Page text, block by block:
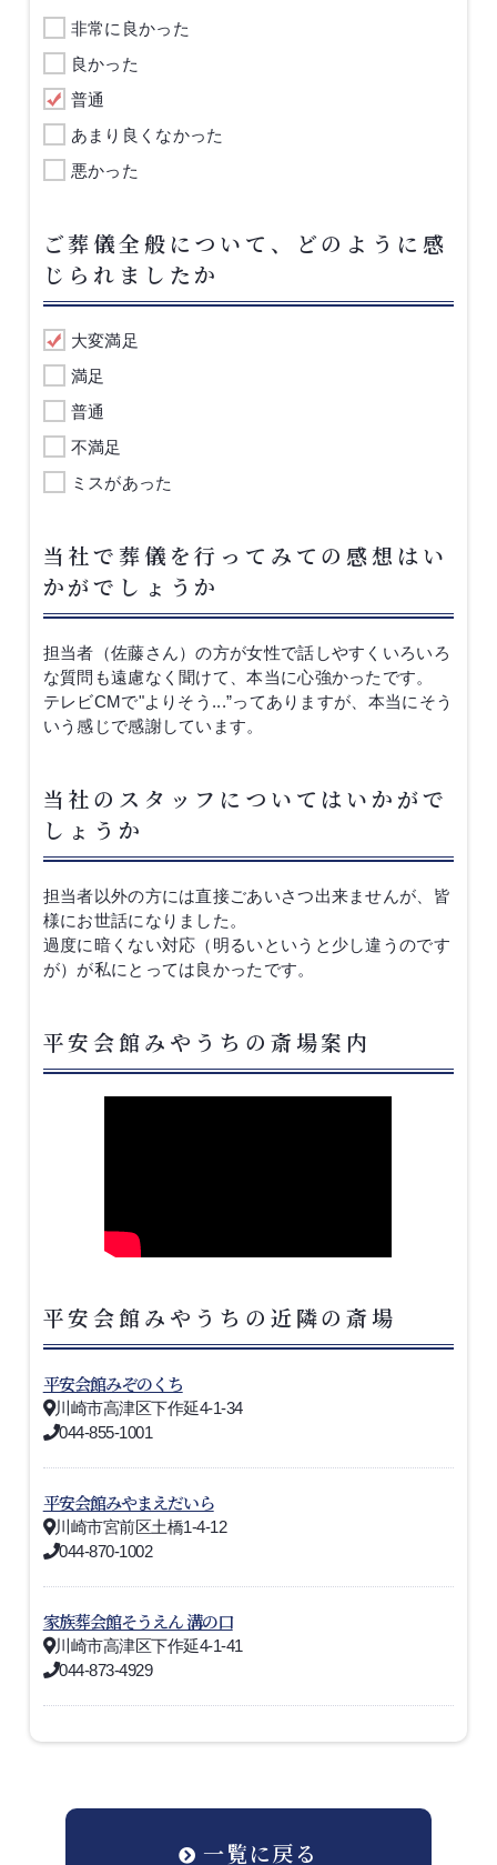
非常に良かった
良かった
普通
あまり良くなかった
悪かった
ご葬儀全般について、どのように感
じられましたか
大変満足
満足
普通
不満足
ミスがあった
当社で葬儀を行ってみての感想はい
かがでしょうか
担当者（佐藤さん）の方が女性で話しやすくいろいろ
な質問も遠慮なく聞けて、本当に心強かったです。
テレビCMで"よりそう...”ってありますが、本当にそう
いう感じで感謝しています。
当社のスタッフについてはいかがで
しょうか
担当者以外の方には直接ごあいさつ出来ませんが、皆
様にお世話になりました。
過度に暗くない対応（明るいというと少し違うのです
が）が私にとっては良かったです。
平安会館みやうちの斎場案内
平安会館みやうちの近隣の斎場
平安会館みぞのくち
川崎市高津区下作延4-1-34
044-855-1001
平安会館みやまえだいら
川崎市宮前区土橋1-4-12
044-870-1002
家族葬会館そうえん 溝の口
川崎市高津区下作延4-1-41
044-873-4929
一覧に戻る